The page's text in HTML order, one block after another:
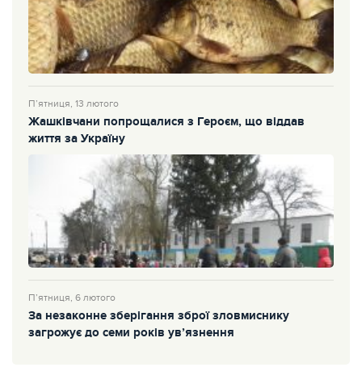
П’ятниця, 13 лютого
Жашківчани попрощалися з Героєм, що віддав
життя за Україну
П’ятниця, 6 лютого
За незаконне зберігання зброї зловмиснику
загрожує до семи років ув’язнення